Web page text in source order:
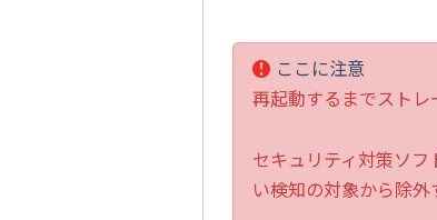
ここに注意
再起動するまでストレ
セキュリティ対策ソ
い検知の対象から除外